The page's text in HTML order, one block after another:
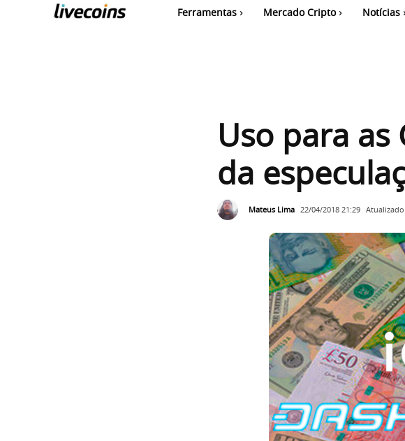
Ferramentas Mercado Cripto Notícias
Uso para
da
Mateus Lima 22/04/2018 21:29 Atualizado